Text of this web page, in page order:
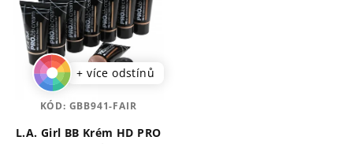
+ více odstínů
L.A. Girl BB Krém HD PRO
KÓD: GBB941-FAIR